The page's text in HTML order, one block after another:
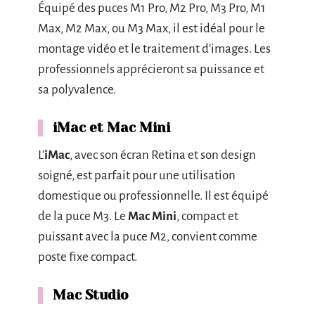
Équipé des puces M1 Pro, M2 Pro, M3 Pro, M1
Max, M2 Max, ou M3 Max, il est idéal pour le
montage vidéo et le traitement d’images. Les
professionnels apprécieront sa puissance et
sa polyvalence.
iMac et Mac Mini
L’iMac, avec son écran Retina et son design
soigné, est parfait pour une utilisation
domestique ou professionnelle. Il est équipé
de la puce M3. Le Mac Mini, compact et
puissant avec la puce M2, convient comme
poste fixe compact.
Mac Studio